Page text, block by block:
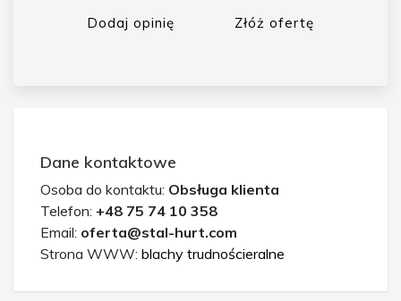
Dodaj opinię Złóż ofertę
Dane kontaktowe
Osoba do kontaktu: Obsługa klienta
Telefon: +48 75 74 10 358
Email: oferta@stal-hurt.com
Strona WWW: blachy trudnościeralne